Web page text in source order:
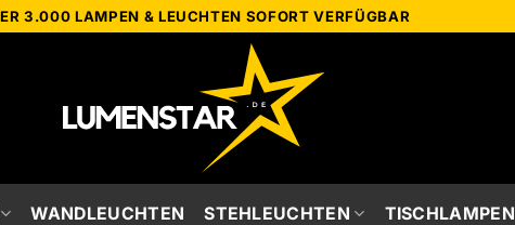
3.000 LAMPEN & LEUCHTEN SOFORT VERFÜGBAR
WANDLEUCHTEN STEHLEUCHTEN TISCHLAMPEN